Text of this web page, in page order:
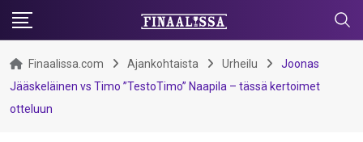
Skip
content
Finaalissa.com Ajankohtaista Urheilu
Joonas
Jääskeläinen vs Timo ”TestoTimo” Naapila – tässä kertoimet
otteluun